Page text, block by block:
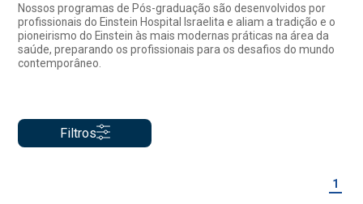
Nossos programas de Pós-graduação são desenvolvidos por
profissionais do Einstein Hospital Israelita e aliam a tradição e o
pioneirismo do Einstein às mais modernas práticas na área da
saúde, preparando os profissionais para os desafios do mundo
contemporâneo.
Filtros
1